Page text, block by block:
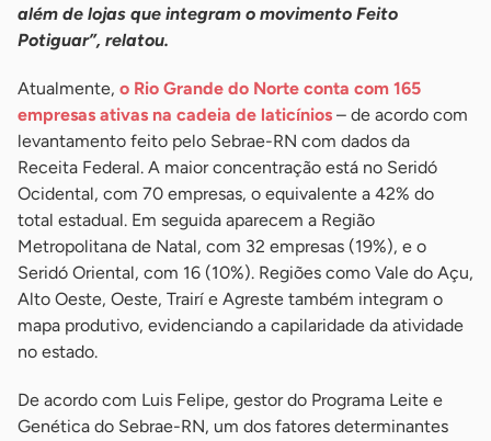
além de lojas que integram o movimento Feito
Potiguar”, relatou.
Atualmente, o Rio Grande do Norte conta com 165
empresas ativas na cadeia de laticínios – de acordo com
levantamento feito pelo Sebrae-RN com dados da
Receita Federal. A maior concentração está no Seridó
Ocidental, com 70 empresas, o equivalente a 42% do
total estadual. Em seguida aparecem a Região
Metropolitana de Natal, com 32 empresas (19%), e o
Seridó Oriental, com 16 (10%). Regiões como Vale do Açu,
Alto Oeste, Oeste, Trairí e Agreste também integram o
mapa produtivo, evidenciando a capilaridade da atividade
no estado.
De acordo com Luis Felipe, gestor do Programa Leite e
Genética do Sebrae-RN, um dos fatores determinantes